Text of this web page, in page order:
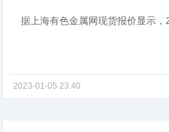
2023-01-05 23:40